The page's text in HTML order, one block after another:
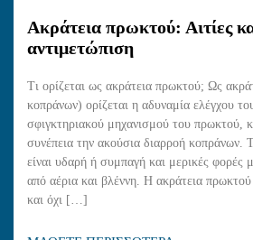
Ακράτεια πρωκτού: Αιτίες
αντιμετώπιση
Τι ορίζεται ως ακράτεια πρωκτού; Ως
κοπράνων) ορίζεται η αδυναμία ελέγχου
σφιγκτηριακού μηχανισμού του πρωκτού,
συνέπεια την ακούσια διαρροή κοπράνων.
είναι υδαρή ή συμπαγή και μερικές φορές
από αέρια και βλέννη. Η ακράτεια
και όχι […]